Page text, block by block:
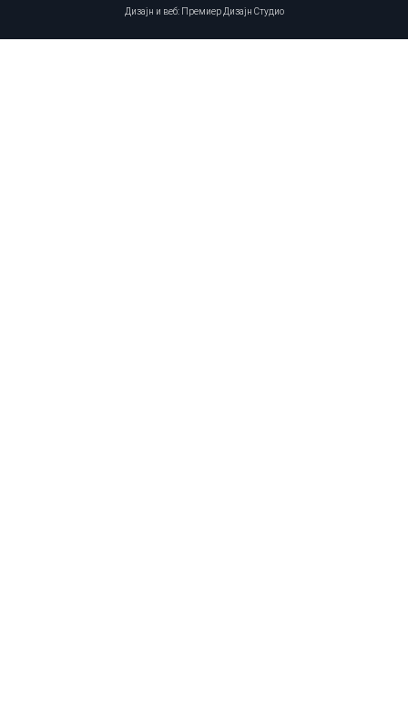
Дизајн и веб: Премиер Дизајн Студио